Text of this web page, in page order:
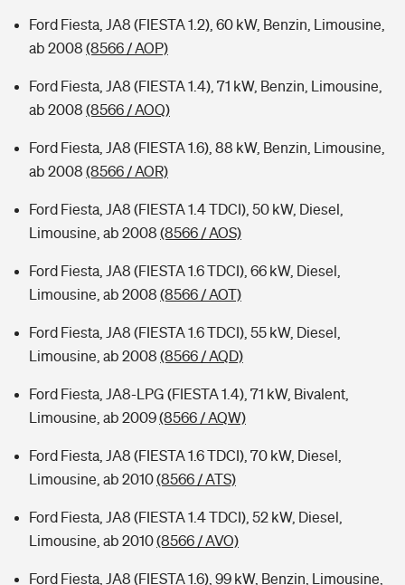
Ford Fiesta, JA8 (FIESTA 1.2), 60 kW, Benzin, Limousine,
ab 2008 (8566 / AOP)
Ford Fiesta, JA8 (FIESTA 1.4), 71 kW, Benzin, Limousine,
ab 2008 (8566 / AOQ)
Ford Fiesta, JA8 (FIESTA 1.6), 88 kW, Benzin, Limousine,
ab 2008 (8566 / AOR)
Ford Fiesta, JA8 (FIESTA 1.4 TDCI), 50 kW, Diesel,
Limousine, ab 2008 (8566 / AOS)
Ford Fiesta, JA8 (FIESTA 1.6 TDCI), 66 kW, Diesel,
Limousine, ab 2008 (8566 / AOT)
Ford Fiesta, JA8 (FIESTA 1.6 TDCI), 55 kW, Diesel,
Limousine, ab 2008 (8566 / AQD)
Ford Fiesta, JA8-LPG (FIESTA 1.4), 71 kW, Bivalent,
Limousine, ab 2009(8566 / AQW)
Ford Fiesta, JA8 (FIESTA 1.6 TDCI), 70 kW, Diesel,
Limousine, ab 2010(8566 / ATS)
Ford Fiesta, JA8 (FIESTA 1.4 TDCI), 52 kW, Diesel,
Limousine, ab 2010(8566 / AVO)
Ford Fiesta, JA8 (FIESTA 1.6), 99 kW, Benzin, Limousine,